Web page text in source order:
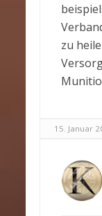
zu
15. Januar